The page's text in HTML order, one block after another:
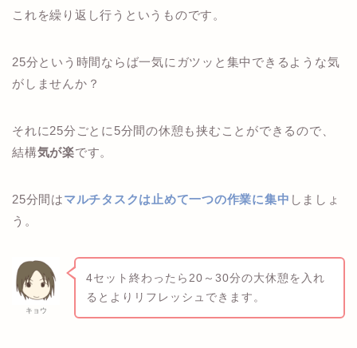
これを繰り返し行うというものです。
25分という時間ならば一気にガツッと集中できるような気
がしませんか？
それに25分ごとに5分間の休憩も挟むことができるので、
結構気が楽です。
25分間はマルチタスクは止めて一つの作業に集中 しましょ
う。
キョウ
4セット終わったら20～30分の大休憩を入れ
るとよりリフレッシュできます。